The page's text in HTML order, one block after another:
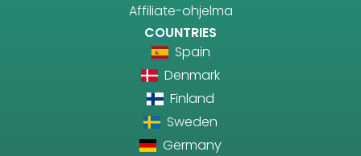
Affiliate-ohjelma
COUNTRIES
Spain
Denmark
Finland
Sweden
Germany